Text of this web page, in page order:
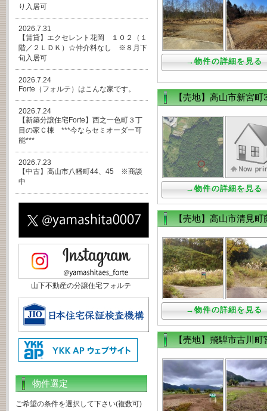
→物件の詳細を見る
【売地】高山市新宮町
→物件の詳細を見る
【売地】高山市清見町
→物件の詳細を見る
【売地】飛騨市古川町
り入居可
2026.7.31
【賃貸】エクセレント花岡 １０２（１
階／２ＬＤＫ）☆仲介料なし ※８月下
旬入居可
2026.7.24
Forte（フォルテ）はこんな家です。
2026.7.24
【新築分譲住宅Forte】西之一色町３丁
目の家Ｃ棟 ***今ならセミオーダー可
能***
2026.7.23
【中古】高山市八幡町44、45 ※商談
中
山下不動産の分譲住宅フォルテ
物件選定
ご希望の条件を選択して下さい(複数可)